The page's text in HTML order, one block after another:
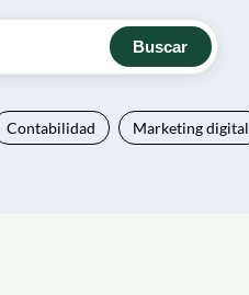
Buscar
Contabilidad Marketing digital